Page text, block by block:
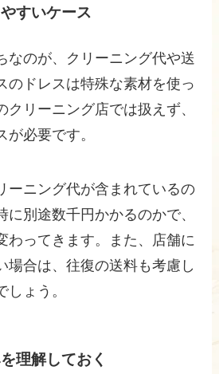
すいケース
なのが、クリーニング代や送
のドレスは特殊な素材を使っ
クリーニング店では扱えず、
必要です。
ーニング代が含まれているの
に別途数千円かかるのかで、
わってきます。また、店舗に
場合は、往復の送料も考慮し
ょう。
理解しておく